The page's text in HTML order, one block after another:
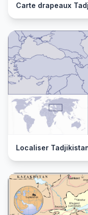
Carte drapeaux
Localiser